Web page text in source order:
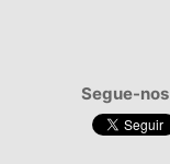
Segue-nos